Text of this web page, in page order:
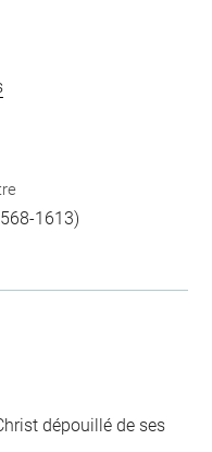
1613)
dépouillé de ses